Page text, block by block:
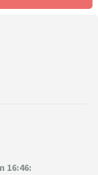
16:46: